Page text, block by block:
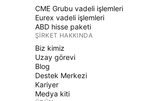
CME Grubu vadeli işlemleri
Eurex vadeli işlemleri
ABD hisse paketi
ŞIRKET HAKKINDA
Biz kimiz
Uzay görevi
Blog
Destek Merkezi
Kariyer
Medya kiti